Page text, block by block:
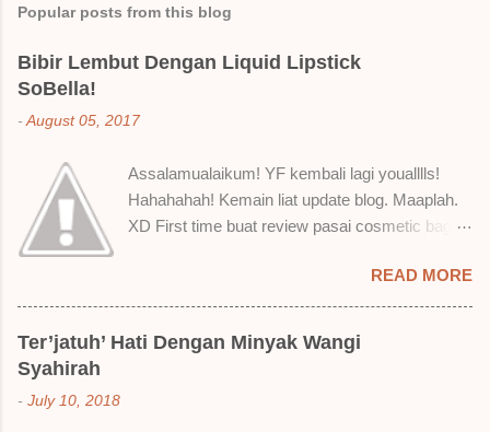
m
e
n
t
Popular posts from this blog
Bibir Lembut Dengan Liquid Lipstick
SoBella!
-August 05, 2017
Assalamualaikum! YF kembali lagi youalllls!
Hahahahah! Kemain liat update blog. Maaplah.
XD First time buat review pasai cosmetic bagai
Nak jadikan cerita, a ku baru je beli liquid lipstick
brand SoBella ni. Siap beli 3 kau! Adeh! Dari
atas, Cornflakes Madu, Strawberry Semprit &
Rose Makmur Setelah dicuba dengan pelbagai
READ MORE
Ter’jatuh’ Hati Dengan Minyak Wangi
Syahirah
- July 10, 2018